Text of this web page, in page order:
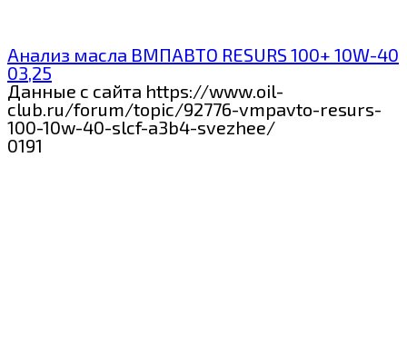
Анализ масла ВМПАВТО RESURS 100+ 10W-40
03,25
Данные с сайта https://www.oil-
club.ru/forum/topic/92776-vmpavto-resurs-
100-10w-40-slcf-a3b4-svezhee/
0191